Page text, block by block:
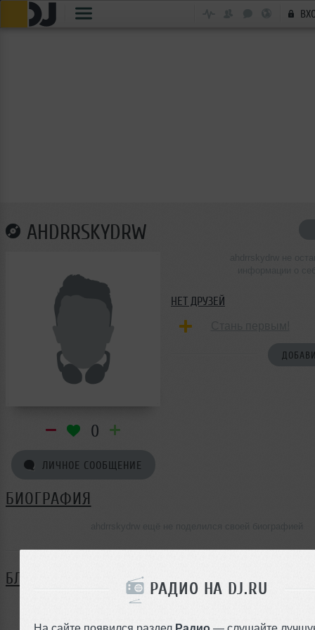
РАДИО НА DJ.RU
На сайте появился раздел Радио — слушайте
AHDRRSKYDRW
0
ЛИЧНОЕ СООБЩЕНИЕ
НЕТ ДРУЗЕЙ
БИОГРАФИЯ
БЛОГ